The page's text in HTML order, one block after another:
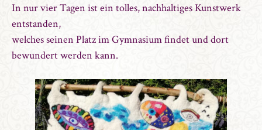
In nur vier Tagen ist ein tolles, nachhaltiges Kunstwerk
entstanden,
welches seinen Platz im Gymnasium findet und dort
bewundert werden kann.